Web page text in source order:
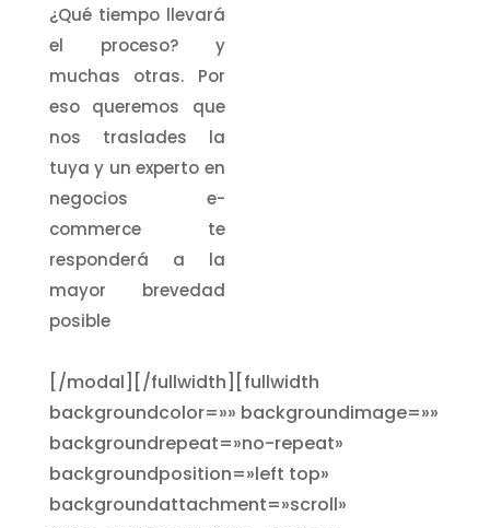
¿Qué tiempo llevará
el proceso? y
muchas otras. Por
eso queremos que
nos traslades la
tuya y un experto en
negocios e-
commerce te
responderá a la
mayor brevedad
posible
[/modal][/fullwidth][fullwidth
backgroundcolor=»» backgroundimage=»»
backgroundrepeat=»no-repeat»
backgroundposition=»left top»
backgroundattachment=»scroll»